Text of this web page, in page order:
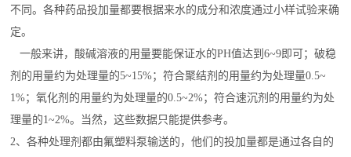
不同。各种药品投加量都要根据来水的成分和浓度通过小样试验来确
定。
一般来讲，酸碱溶液的用量要能保证水的PH值达到6~9即可；破稳
剂的用量约为处理量的5~15%；符合聚结剂的用量约为处理量0.5~
1%；氧化剂的用量约为处理量的0.5~2%；符合速沉剂的用量约为处
理量的1~2%。当然，这些数据只能提供参考。
2、各种处理剂都由氟塑料泵输送的，他们的投加量都是通过各自的